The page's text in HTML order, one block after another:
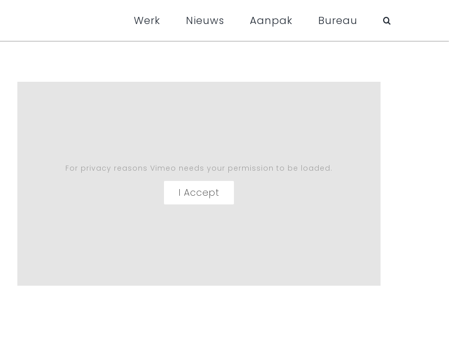
Werk Nieuws Aanpak Bureau
For privacy reasons Vimeo needs your permission to be loaded.
I Accept